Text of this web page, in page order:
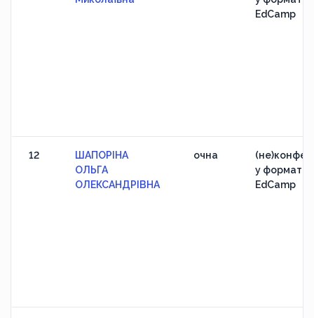
EdCamp
12
ШАПОРІНА
ОЛЬГА
ОЛЕКСАНДРІВНА
очна
у форматі
EdCamp